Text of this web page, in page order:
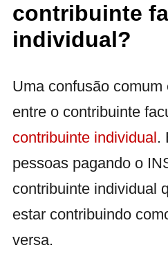
contribuinte
individual?
Uma confusão
entre o contribuinte
contribuinte individual.
pessoas pagando o
contribuinte individual
estar contribuindo
versa.